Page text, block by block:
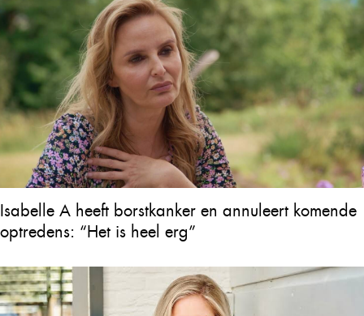
Isabelle A heeft borstkanker en annuleert komende
optredens: “Het is heel erg”